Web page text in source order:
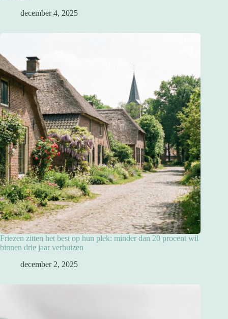
december 4, 2025
Friezen zitten het best op hun plek: minder dan 20 procent wil
binnen drie jaar verhuizen
december 2, 2025